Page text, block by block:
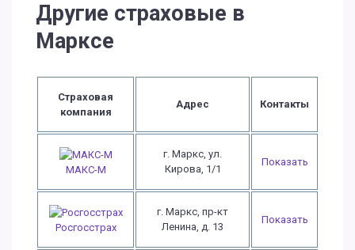
Другие страховые в
Марксе
Страховая
компания
Адрес Контакты
МАКС-М
г. Маркс, ул.
Кирова, 1/1
Показать
Росгосстрах
г. Маркс, пр-кт
Ленина, д. 13
Показать